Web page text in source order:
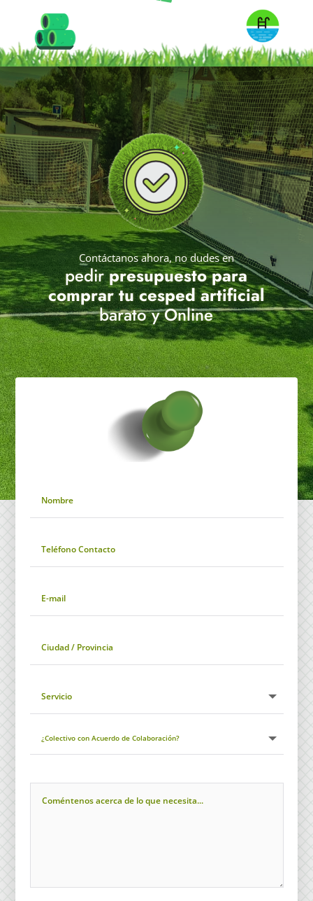
Contáctanos ahora, no dudes en
pedirpresupuesto para
comprar tu cesped artificial
barato y Online